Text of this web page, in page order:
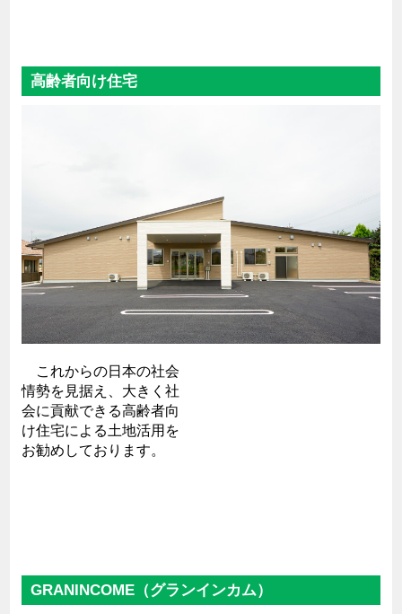
高齢者向け住宅
これからの日本の社会
情勢を見据え、大きく社
会に貢献できる高齢者向
け住宅による土地活用を
お勧めしております。
GRANINCOME（グランインカム）